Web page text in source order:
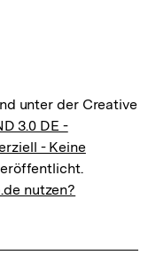
unter der Creative
3.0 DE -
- Keine
nutzen?